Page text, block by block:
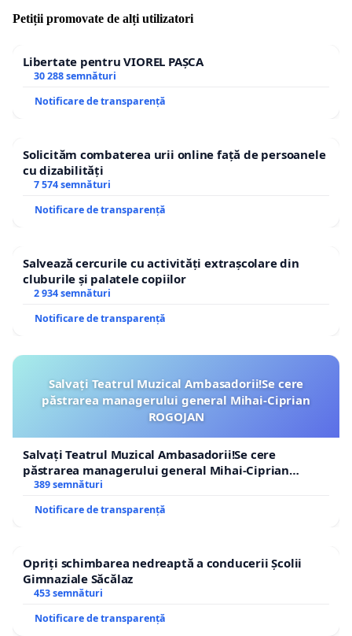
Petiții promovate de alți utilizatori
Libertate pentru VIOREL PAȘCA
30 288 semnături
Notificare de transparență
Solicităm combaterea urii online față de persoanele
cu dizabilități
7 574 semnături
Notificare de transparență
Salvează cercurile cu activități extrașcolare din
cluburile și palatele copiilor
2 934 semnături
Notificare de transparență
Salvați Teatrul Muzical Ambasadorii!Se cere
păstrarea managerului general Mihai-Ciprian
ROGOJAN
Salvați Teatrul Muzical Ambasadorii!Se cere
păstrarea managerului general Mihai-Ciprian
ROGOJAN
389 semnături
Notificare de transparență
Opriți schimbarea nedreaptă a conducerii Școlii
Gimnaziale Săcălaz
453 semnături
Notificare de transparență